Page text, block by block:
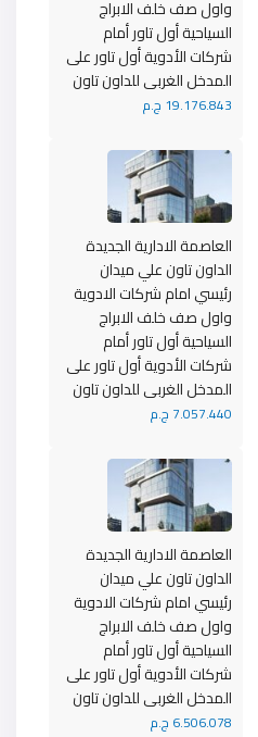
واول صف خلف الابراج
السياحية أول تاور أمام
شركات الأدوية أول تاور على
المدخل الغربى للداون تاون
19.176.843 ج.م
العاصمة الادارية الجديدة
الداون تاون علي ميدان
رئيسي امام شركات الادوية
واول صف خلف الابراج
السياحية أول تاور أمام
شركات الأدوية أول تاور على
المدخل الغربى للداون تاون
7.057.440 ج.م
العاصمة الادارية الجديدة
الداون تاون علي ميدان
رئيسي امام شركات الادوية
واول صف خلف الابراج
السياحية أول تاور أمام
شركات الأدوية أول تاور على
المدخل الغربى للداون تاون
6.506.078 ج.م